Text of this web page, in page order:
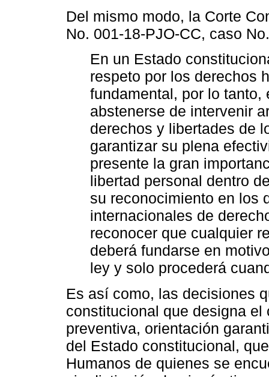
Del mismo modo, la Corte
No. 001-18-PJO-CC, caso
En un Estado
respeto por los derechos
fundamental, por lo
abstenerse de intervenir
derechos y libertades de
garantizar su plena
presente la gran
libertad personal dentro
su reconocimiento en los
internacionales de
reconocer que cualquier
deberá fundarse en
ley y solo procederá
Es así como, las decisiones
constitucional que designa
preventiva, orientación
del Estado constitucional,
Humanos de quienes se